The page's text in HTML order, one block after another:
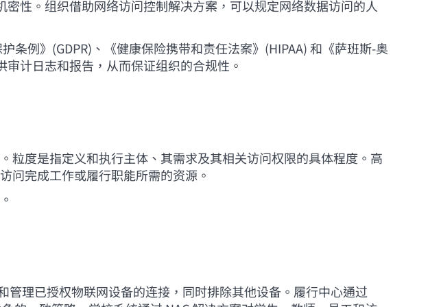
性。组织借助网络访问控制解决方案，可以规定网络数据访问的人
例》(GDPR)、《健康保险携带和责任法案》(HIPAA) 和《萨班斯-奥
计日志和报告，从而保证组织的合规性。
粒度是指定义和执行主体、其需求及其相关访问权限的具体程度。高
完成工作或履行职能所需的资源。
管理已授权物联网设备的连接，同时排除其他设备。履行中心通过